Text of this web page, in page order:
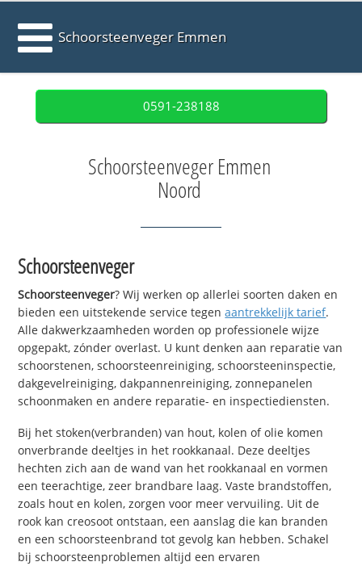
Schoorsteenveger Emmen
0591-238188
Schoorsteenveger Emmen
Noord
Schoorsteenveger
Schoorsteenveger? Wij werken op allerlei soorten daken en
bieden een uitstekende service tegenaantrekkelijk tarief.
Alle dakwerkzaamheden worden op professionele wijze
opgepakt, zónder overlast. U kunt denken aan reparatie van
schoorstenen, schoorsteenreiniging, schoorsteeninspectie,
dakgevelreiniging, dakpannenreiniging, zonnepanelen
schoonmaken en andere reparatie- en inspectiediensten.
Bij het stoken(verbranden) van hout, kolen of olie komen
onverbrande deeltjes in het rookkanaal. Deze deeltjes
hechten zich aan de wand van het rookkanaal en vormen
een teerachtige, zeer brandbare laag. Vaste brandstoffen,
zoals hout en kolen, zorgen voor meer vervuiling. Uit de
rook kan creosoot ontstaan, een aanslag die kan branden
en een schoorsteenbrand tot gevolg kan hebben. Schakel
bij schoorsteenproblemen altijd een ervaren